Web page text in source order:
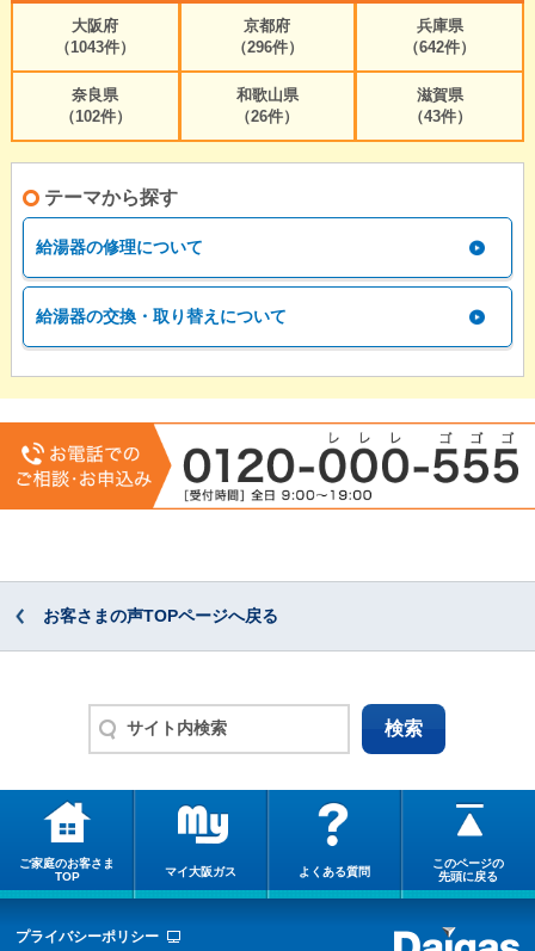
大阪府
（1043件）
京都府
（296件）
兵庫県
（642件）
奈良県
（102件）
和歌山県
（26件）
滋賀県
（43件）
テーマから探す
給湯器の修理について
給湯器の交換・取り替えについて
お客さまの声TOPページへ戻る
ご家庭のお客さま
TOP
マイ大阪ガス よくある質問
このページの
先頭に戻る
プライバシーポリシー